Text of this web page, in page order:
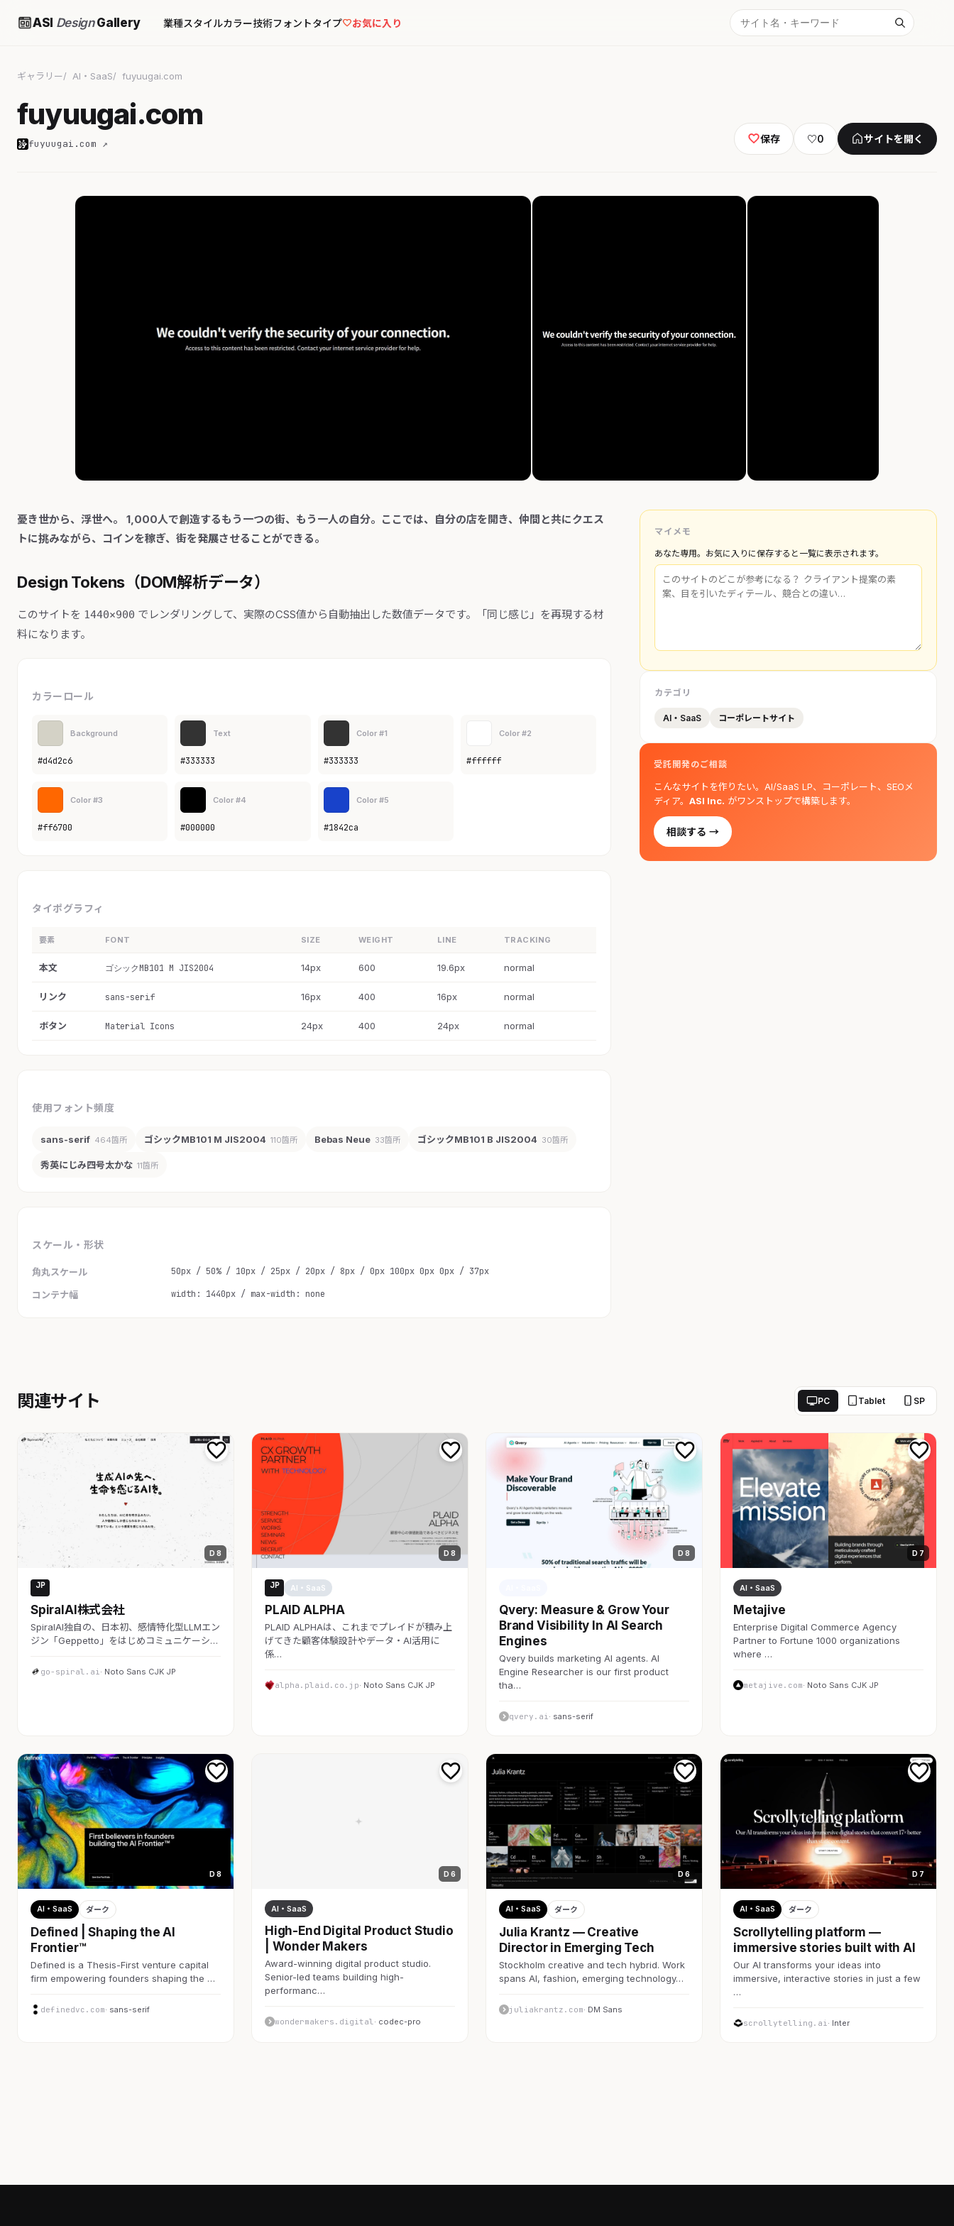
ASI DesignGallery 業種スタイルカラー技術フォントタイプ お気に入り
ギャラリー AI・SaaS fuyuugai.com
fuyuugai.com
fuyuugai.com ↗ 保存 ♡0 サイトを開く
憂き世から、浮世へ。 1,000人で創造するもう一つの街、もう一人の自分。ここでは、自分の店を開き、仲間と共にクエス
トに挑みながら、コインを稼ぎ、街を発展させることができる。
Design Tokens（DOM解析データ）
このサイトを 1440×900 でレンダリングして、実際のCSS値から自動抽出した数値データです。「同じ感じ」を再現する材
料になります。
カラーロール
Background
#d4d2c6
Text
#333333
Color #1
#333333
Color #2
#ffffff
Color #3
#ff6700
Color #4
#000000
Color #5
#1842ca
タイポグラフィ
要素 FONT SIZE WEIGHT LINE TRACKING
本文 ゴシックMB101 M JIS2004 14px 600 19.6px normal
リンク sans-serif 16px 400 16px normal
ボタン Material Icons 24px 400 24px normal
使用フォント頻度
sans-serif 464箇所 ゴシックMB101 M JIS2004 110箇所 Bebas Neue 33箇所 ゴシックMB101 B JIS2004 30箇所
秀英にじみ四号太かな 11箇所
スケール・形状
角丸スケール 50px / 50% / 10px / 25px / 20px / 8px / 0px 100px 0px 0px / 37px
コンテナ幅 width: 1440px / max-width: none
マイメモ
あなた専用。お気に入りに保存すると一覧に表示されます。
カテゴリ
AI・SaaS コーポレートサイト
受託開発のご相談
こんなサイトを作りたい。AI/SaaS LP、コーポレート、SEOメ
ディア。ASI Inc. がワンストップで構築します。
相談する →
関連サイト PC Tablet SP
D 8
JP
SpiralAI株式会社
SpiralAI独自の、日本初、感情特化型LLMエン
ジン「Geppetto」をはじめコミュニケーシ…
go-spiral.ai · Noto Sans CJK JP
D 8
JP AI・SaaS
PLAID ALPHA
PLAID ALPHAは、これまでプレイドが積み上
げてきた顧客体験設計やデータ・AI活用に
係…
alpha.plaid.co.jp· Noto Sans CJK JP
D 8
Qvery: Measure & Grow Your
Brand Visibility In AI Search
Engines
Qvery builds marketing AI agents. AI
Engine Researcher is our first product
tha…
qvery.ai · sans-serif
D 7
AI・SaaS
Metajive
Enterprise Digital Commerce Agency
Partner to Fortune 1000 organizations
where …
metajive.com· Noto Sans CJK JP
D 8
AI・SaaS ダーク
Defined | Shaping the AI
Frontier™
Defined is a Thesis-First venture capital
firm empowering founders shaping the …
definedvc.com· sans-serif
D 6
AI・SaaS
High-End Digital Product Studio
| Wonder Makers
Award-winning digital product studio.
Senior-led teams building high-
performanc…
wondermakers.digital · codec-pro
D 6
AI・SaaS ダーク
Julia Krantz — Creative
Director in Emerging Tech
Stockholm creative and tech hybrid. Work
spans AI, fashion, emerging technology…
juliakrantz.com· DM Sans
D 7
AI・SaaS ダーク
Scrollytelling platform —
immersive stories built with AI
Our AI transforms your ideas into
immersive, interactive stories in just a few
…
scrollytelling.ai · Inter